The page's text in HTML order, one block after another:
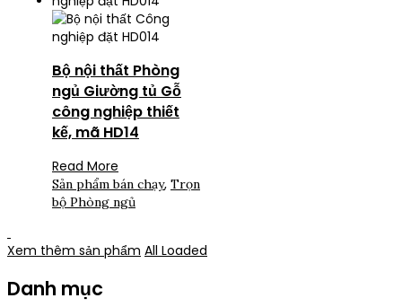
Bộ nội thất Phòng
ngủ Giường tủ Gỗ
công nghiệp thiết
kế, mã HD14
Read More
Sản phẩm bán chạy, Trọn
bộ Phòng ngủ
Xem thêm sản phẩm All Loaded
Danh mục